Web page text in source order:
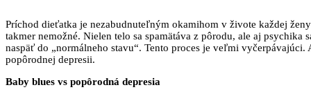
Príchod dieťatka je nezabudnuteľným okamihom v živote každej
takmer nemožné. Nielen telo sa spamätáva z pôrodu, ale aj
naspäť do „normálneho stavu“. Tento proces je veľmi
popôrodnej depresii.
Baby blues vs popôrodná depresia